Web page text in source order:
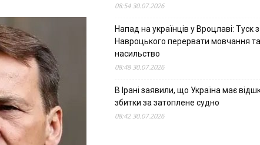
08:54 30.07.2026
Напад на українців у Вроцлаві: Туск
Навроцького перервати мовчання
насильство
08:48 30.07.2026
В Ірані заявили, що Україна має
збитки за затоплене судно
08:42 30.07.2026